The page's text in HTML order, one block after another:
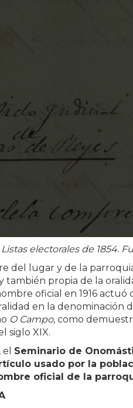
Listas electorales de 1854.
del lugar y de la
también propia de la
oficial en 1916
en la denominación
O Campo, como
siglo XIX.
Seminario de
usado por la
oficial de la